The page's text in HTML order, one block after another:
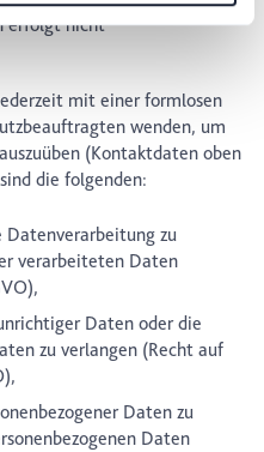
erfolgt nicht
mit einer formlosen
wenden, um
(Kontaktdaten oben
die folgenden:
Datenverarbeitung zu
verarbeiteten Daten
Daten oder die
zu verlangen (Recht auf
Daten zu
Daten